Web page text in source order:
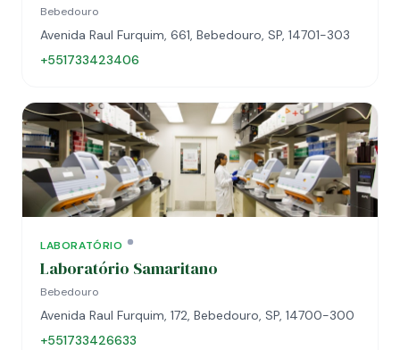
Bebedouro
Avenida Raul Furquim, 661, Bebedouro, SP, 14701-303
+551733423406
LABORATÓRIO
Laboratório Samaritano
Bebedouro
Avenida Raul Furquim, 172, Bebedouro, SP, 14700-300
+551733426633